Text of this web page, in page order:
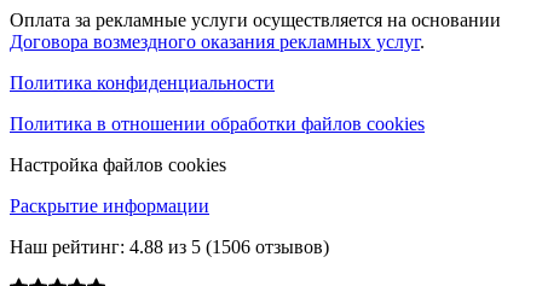
Оплата за рекламные услуги осуществляется на основании
Договора возмездного оказания рекламных услуг.
Политика конфиденциальности
Политика в отношении обработки файлов cookies
Настройка файлов cookies
Раскрытие информации
Наш рейтинг: 4.88 из 5 (1506 отзывов)